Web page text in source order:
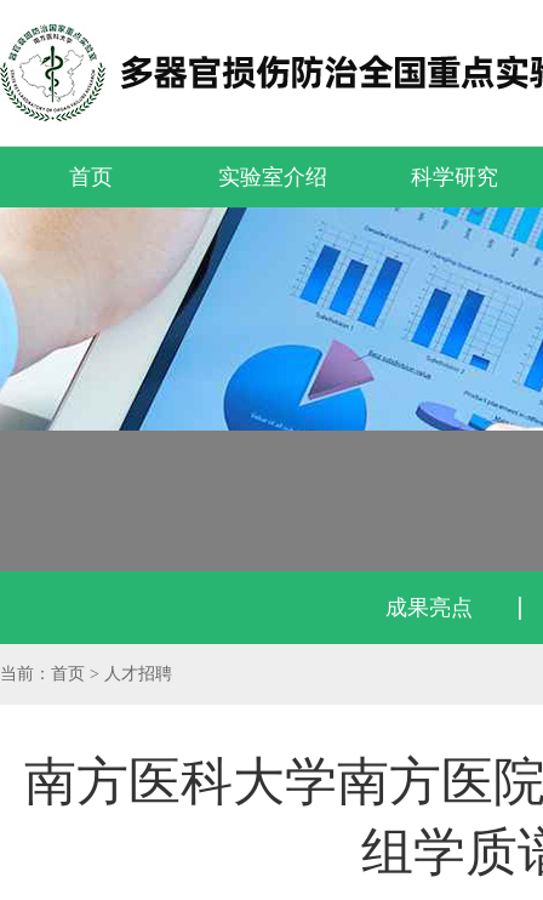
首页 实验室介绍 科学研究
当前：首页 > 人才招聘
成果亮点
南方医科大学南方医
组学质